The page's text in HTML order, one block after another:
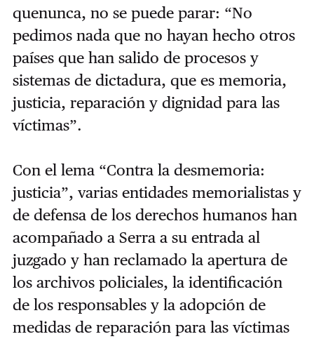
quenunca, no se puede parar: “No
pedimos nada que no hayan hecho otros
países que han salido de procesos y
sistemas de dictadura, que es memoria,
justicia, reparación y dignidad para las
víctimas”.
Con el lema “Contra la desmemoria:
justicia”, varias entidades memorialistas y
de defensa de los derechos humanos han
acompañado a Serra a su entrada al
juzgado y han reclamado la apertura de
los archivos policiales, la identificación
de los responsables y la adopción de
medidas de reparación para las víctimas